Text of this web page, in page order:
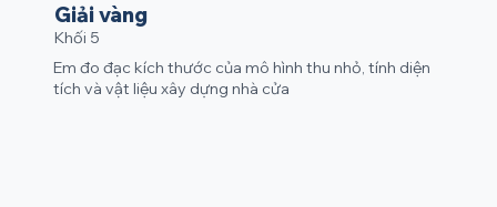
Giải vàng
Khối 5
Em đo đạc kích thước của mô hình thu nhỏ, tính diện
tích và vật liệu xây dựng nhà cửa